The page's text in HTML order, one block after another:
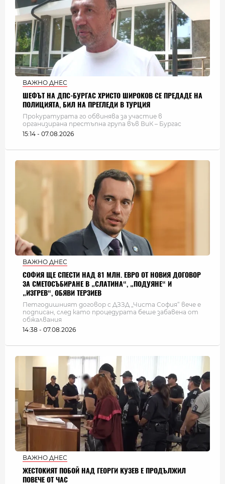
ВАЖНО ДНЕС
ШЕФЪТ НА ДПС-БУРГАС ХРИСТО ШИРОКОВ СЕ ПРЕДАДЕ НА
ПОЛИЦИЯТА, БИЛ НА ПРЕГЛЕДИ В ТУРЦИЯ
Прокуратурата го обвинява за участие в
организирана престъпна група във ВиК – Бургас
15:14 - 07.08.2026
ВАЖНО ДНЕС
СОФИЯ ЩЕ СПЕСТИ НАД 81 МЛН. ЕВРО ОТ НОВИЯ ДОГОВОР
ЗА СМЕТОСЪБИРАНЕ В „СЛАТИНА“, „ПОДУЯНЕ“ И
„ИЗГРЕВ“, ОБЯВИ ТЕРЗИЕВ
Петгодишният договор с ДЗЗД „Чиста София“ вече е
подписан, след като процедурата беше забавена от
обжалвания
14:38 - 07.08.2026
ВАЖНО ДНЕС
ЖЕСТОКИЯТ ПОБОЙ НАД ГЕОРГИ КУЗЕВ Е ПРОДЪЛЖИЛ
ПОВЕЧЕ ОТ ЧАС